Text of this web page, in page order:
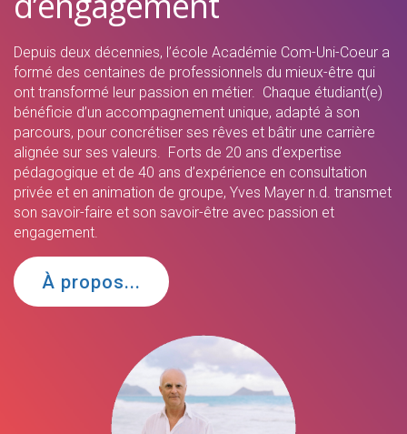
Depuis deux décennies, l’école Académie Com-Uni-Coeur a
formé des centaines de professionnels du mieux-être qui
ont transformé leur passion en métier. Chaque étudiant(e)
bénéficie d’un accompagnement unique, adapté à son
parcours, pour concrétiser ses rêves et bâtir une carrière
alignée sur ses valeurs. Forts de 20 ans d’expertise
pédagogique et de 40 ans d’expérience en consultation
privée et en animation de groupe, Yves Mayer n.d. transmet
son savoir-faire et son savoir-être avec passion et
engagement.
À propos...